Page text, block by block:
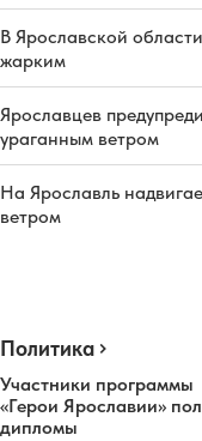
В Ярославской
жарким
Ярославцев
ураганным ветром
На Ярославль
ветром
Политика
Участники программы
«Герои Ярославии»
дипломы